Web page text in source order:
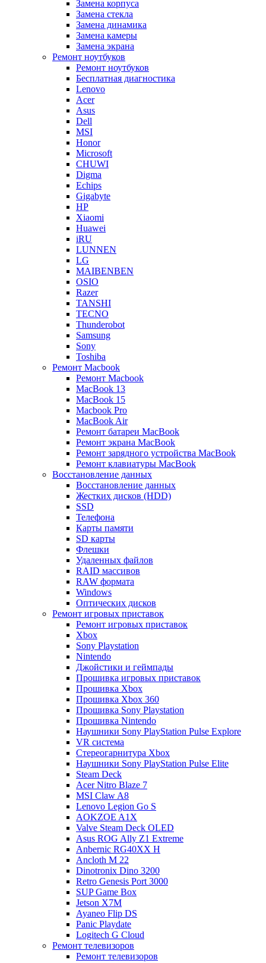
Замена корпуса
Замена стекла
Замена динамика
Замена камеры
Замена экрана
Ремонт ноутбуков
Ремонт ноутбуков
Бесплатная диагностика
Lenovo
Acer
Asus
Dell
MSI
Honor
Microsoft
CHUWI
Digma
Echips
Gigabyte
HP
Xiaomi
Huawei
iRU
LUNNEN
LG
MAIBENBEN
OSIO
Razer
TANSHI
TECNO
Thunderobot
Samsung
Sony
Toshiba
Ремонт Macbook
Ремонт Macbook
MacBook 13
MacBook 15
Macbook Pro
MacBook Air
Ремонт батареи MacBook
Ремонт экрана MacBook
Ремонт зарядного устройства MacBook
Ремонт клавиатуры MacBook
Восстановление данных
Восстановление данных
Жестких дисков (HDD)
SSD
Телефона
Карты памяти
SD карты
Флешки
Удаленных файлов
RAID массивов
RAW формата
Windows
Оптических дисков
Ремонт игровых приставок
Ремонт игровых приставок
Xbox
Sony Playstation
Nintendo
Джойстики и геймпады
Прошивка игровых приставок
Прошивка Xbox
Прошивка Xbox 360
Прошивка Sony Playstation
Прошивка Nintendo
Наушники Sony PlayStation Pulse Explore
VR система
Стереогарнитура Xbox
Наушники Sony PlayStation Pulse Elite
Steam Deck
Acer Nitro Blaze 7
MSI Claw A8
Lenovo Legion Go S
AOKZOE A1X
Valve Steam Deck OLED
Asus ROG Ally Z1 Extreme
Anbernic RG40XX H
Ancloth М 22
Dinotronix Dino 3200
Retro Genesis Port 3000
SUP Game Box
Jetson X7M
Ayaneo Flip DS
Panic Playdate
Logitech G Cloud
Ремонт телевизоров
Ремонт телевизоров